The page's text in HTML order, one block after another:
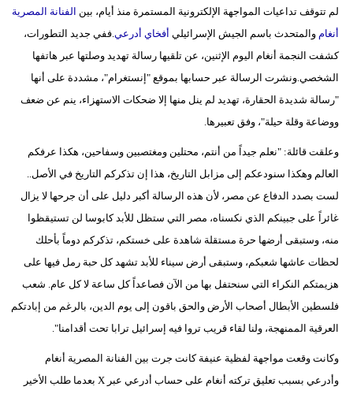
وتكنولوجيا
مدوَّنات
سيارات
لم تتوقف تداعيات المواجهة الإلكترونية المستمرة منذ أيام، بين الفنانة المصرية
أنغام والمتحدث باسم الجيش الإسرائيلي أفخاي أدرعي .ففي جديد التطورات،
كشفت النجمة أنغام اليوم الإثنين، عن تلقيها رسالة تهديد وصلتها عبر هاتفها
الشخصي.ونشرت الرسالة عبر حسابها بموقع "إنستغرام"، مشددة على أنها
"رسالة شديدة الحقارة، تهديد لم ينل منها إلا ضحكات الاستهزاء، ينم عن ضعف
ووضاعة وقلة حيلة"، وفق تعبيرها.
وعلقت قائلة: "نعلم جيداً من أنتم، محتلين ومغتصبين وسفاحين، هكذا عرفكم
العالم وهكذا سنودعكم إلى مزابل التاريخ، هذا إن تذكركم التاريخ في الأصل..
لست بصدد الدفاع عن مصر، لأن هذه الرسالة أكبر دليل على أن جرحها لا يزال
غائراً على جبينكم الذي نكسناه، مصر التي ستظل للأبد كابوسا لن تستيقظوا
منه، وستبقى أرضها حرة مستقلة شاهدة على خستكم، تذكركم دوماً بأحلك
لحظات عاشها شعبكم، وستبقى أرض سيناء للأبد تشهد كل حبة رمل فيها على
هزيمتكم النكراء التي سنحتفل بها من الآن فصاعداً كل ساعة لا كل عام. شعب
فلسطين الأبطال أصحاب الأرض والحق باقون إلى يوم الدين، بالرغم من إبادتكم
العرقية الممنهجة، ولنا لقاء قريب تروا فيه إسرائيل ترابا تحت أقدامنا".
وكانت وقعت مواجهة لفظية عنيفة كانت جرت بين الفنانة المصرية أنغام
وأدرعي بسبب تعليق تركته أنغام على حساب أدرعي عبر X بعدما طلب الأخير